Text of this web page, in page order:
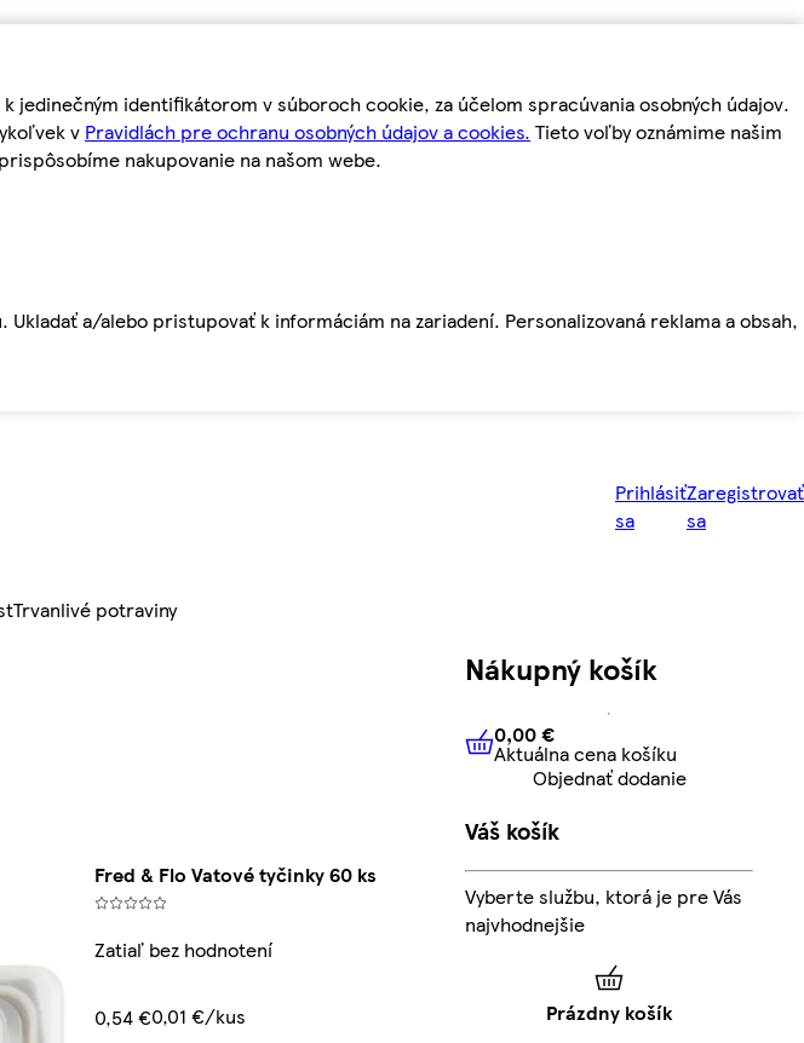
identifikátorom v súboroch cookie, za účelom spracúvania osobných údajov.
v Pravidlách pre ochranu osobných údajov a cookies. Tieto voľby oznámime našim
nakupovanie na našom webe.
a/alebo pristupovať k informáciám na zariadení. Personalizovaná reklama a obsah,
Prihlásiť
sa
Zaregistrovať
sa
Trvanlivé potraviny
Fred & Flo Vatové tyčinky 60 ks
Zatiaľ bez hodnotení
0,54 €0,01 €/kus
Nákupný košík
0,00 € Aktuálna cena košíku
0,00 €
Aktuálna cena košíku
Objednať dodanie
Váš košík
Vyberte službu, ktorá je pre Vás
najvhodnejšie
Prázdny košík